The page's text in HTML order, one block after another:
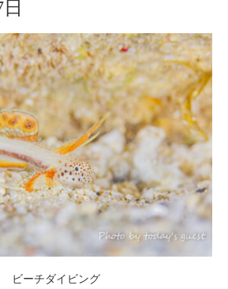
ビーチダイビング